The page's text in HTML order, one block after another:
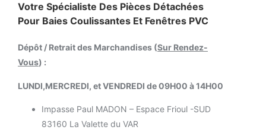
Votre Spécialiste Des Pièces Détachées
Pour Baies Coulissantes Et Fenêtres PVC
Dépôt / Retrait des Marchandises (Sur Rendez-
Vous) :
LUNDI,MERCREDI, et VENDREDI de 09H00 à 14H00
Impasse Paul MADON – Espace Frioul -SUD
83160 La Valette du VAR